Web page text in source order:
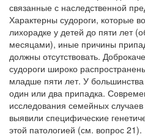
связанные с наследственной
Характерны судороги, которые
лихорадке у детей до пяти лет
месяцами), иные причины
должны отсутствовать.
судоро­ги широко
младше пяти лет. У
один или два припадка.
исследования семейных
выявили специфические
этой патологией (см. вопрос 21).